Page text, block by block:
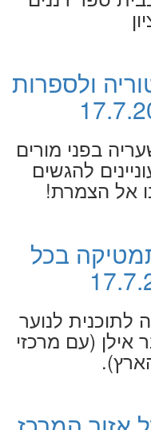
ולספרות
בפני מורים
להגשים
אל הצמרת!
בכל
לנוער
(עם מרכזי